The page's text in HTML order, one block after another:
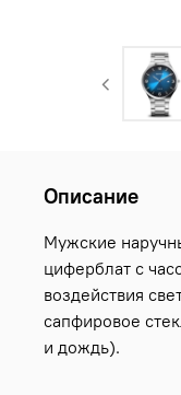
Описание
Мужские
циферблат с
воздействия
сапфировое
и дождь).